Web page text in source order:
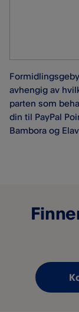
avhengig av
parten som
din til PayPal
Bambora og